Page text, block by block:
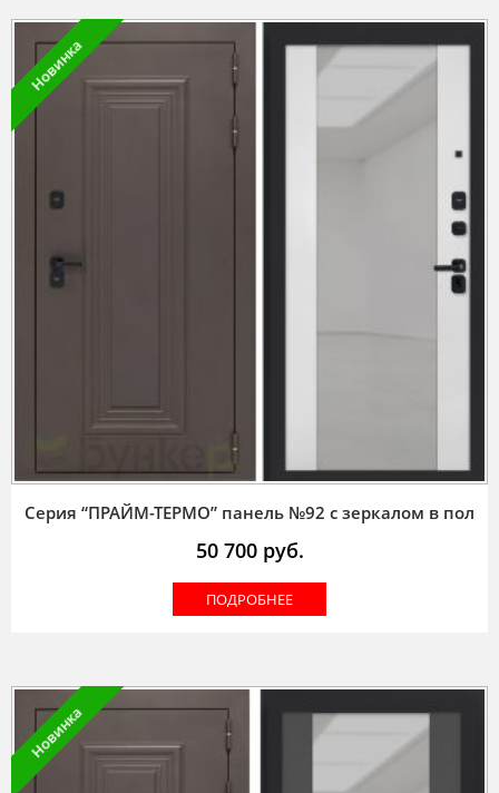
Новинка
Серия “ПРАЙМ-ТЕРМО” панель №92 с зеркалом в пол
50 700руб.
ПОДРОБНЕЕ
Новинка